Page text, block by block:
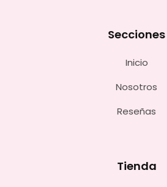
Secciones
Inicio
Nosotros
Reseñas
Tienda